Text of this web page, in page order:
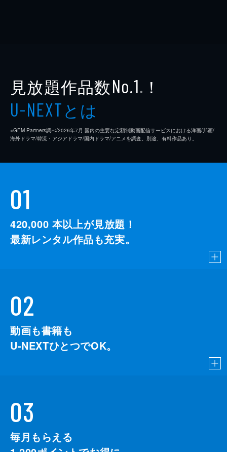
見放題作品数No.1 ※ ！
U-NEXTとは
※GEM Partners調べ/2026年7⽉ 国内の主要な定額制動画配信サービスにおける洋画/邦画/
海外ドラマ/韓流・アジアドラマ/国内ドラマ/アニメを調査。別途、有料作品あり。
01
420,000 本以上が見放題！
最新レンタル作品も充実。
02
動画も書籍も
U-NEXTひとつでOK。
03
毎月もらえる